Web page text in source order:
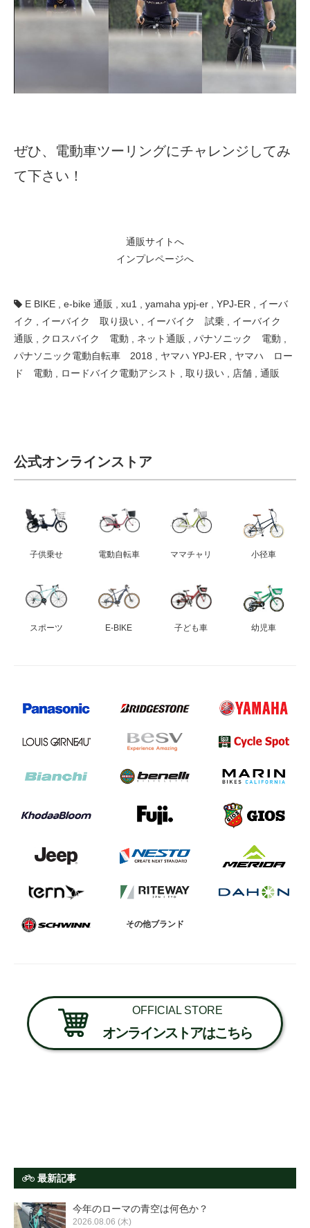
ぜひ、電動車ツーリングにチャレンジしてみ
て下さい！
通販サイトへ
インプレページへ
E BIKE e-bike 通販 xu1 yamaha ypj-er YPJ-ER
イーバ
イク
イーバイク 取り扱い イーバイク 試乗
イーバイク
通販
クロスバイク 電動 ネット通販 パナソニック 電動
パナソニック電動自転車 2018
ヤマハ YPJ-ER
ヤマハ ロー
ド 電動
ロードバイク電動アシスト 取り扱い 店舗 通販
公式オンラインストア
子供乗せ 電動自転車 ママチャリ 小径車
スポーツ E-BIKE 子ども車 幼児車
その他ブランド
OFFICIAL STORE
オンラインストアはこちら
最新記事
今年のローマの青空は何色か？
2026.08.06 (木)